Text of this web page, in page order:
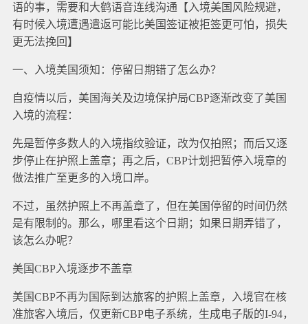
语的事，需要和大鹤语音连线沟通【入境美国风险规避，
有时候入境遭遇遣返可能比美国签证被拒签更可怕，损失
更无法挽回】
一、入境美国须知：停留日期错了怎么办？
自疫情以后，美国海关及边境保护局CBP逐渐改变了美国
入境的流程：
先是暂停多数人的入境指纹验证，改为仅拍照；而后又逐
步停止在护照上盖章；再之后，CBP计划把暂停入境章的
做法推广至更多的入境口岸。
不过，虽然护照上不再盖章了，但在美国停留的时间仍然
是有限制的。那么，哪里看这个日期；如果日期弄错了，
该怎么办呢？
美国CBP入境逐步不盖章
美国CBP不再为国际到达旅客的护照上盖章，入境官在核
准旅客入境后，仅更新CBP电子系统，生成电子版的I-94，